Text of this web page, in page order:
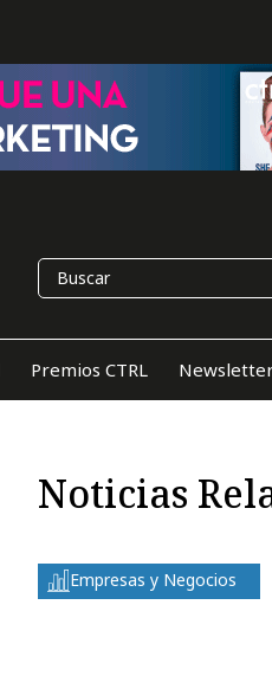
Premios CTRL
Noticias
Empresas y Negocios